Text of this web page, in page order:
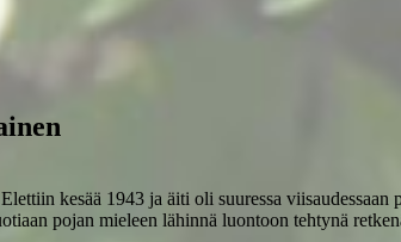
kesää 1943 ja äiti oli suuressa viisaudessaan
pojan mieleen lähinnä luontoon tehtynä